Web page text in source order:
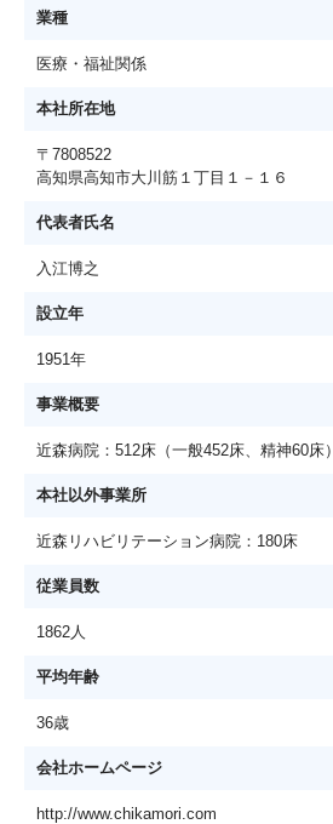
業種
医療・福祉関係
本社所在地
〒7808522
高知県高知市大川筋１丁目１－１６
代表者氏名
入江博之
設立年
1951年
事業概要
近森病院：512床（一般452床、精神60床）
本社以外事業所
近森リハビリテーション病院：180床
従業員数
1862人
平均年齢
36歳
会社ホームページ
http://www.chikamori.com